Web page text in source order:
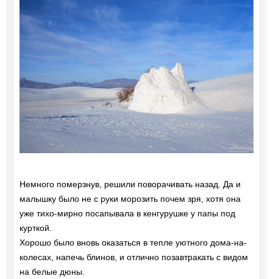
Немного померзнув, решили поворачивать назад. Да и
малышку было не с руки морозить почем зря, хотя она
уже тихо-мирно посапывала в кенгурушке у папы под
курткой.
Хорошо было вновь оказаться в тепле уютного дома-на-
колесах, напечь блинов, и отлично позавтракать с видом
на белые дюны.